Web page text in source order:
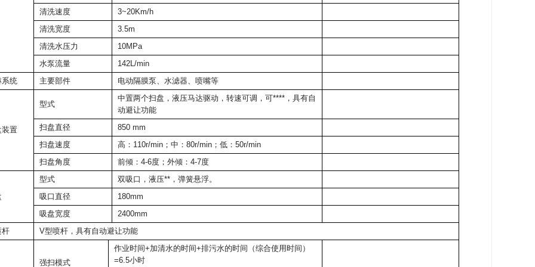
清洗速度
3~20Km/h
清洗宽度
3.5m
清洗水压力
10MPa
水泵流量
142L/min
系统
主要部件 电动隔膜泵、水滤器、喷嘴等
装置
型式
中置两个扫盘，液压马达驱动，转速可调，可****，具有自
动避让功能
扫盘直径
850 mm
扫盘速度
高：110r/min；中：80r/min；低：50r/min
扫盘角度
前倾：4-6度；外倾：4-7度
型式
双吸口，液压**，弹簧悬浮。
吸口直径
180mm
吸盘宽度
2400mm
杆
V型喷杆，具有自动避让功能
强扫模式
作业时间+加清水的时间+排污水的时间（综合使用时间）
=6.5小时